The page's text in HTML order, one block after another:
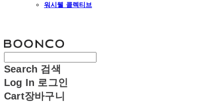
워시웰 콜렉티브
Search 검색
Log In 로그인
Cart장바구니